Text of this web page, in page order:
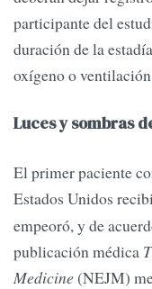
participante del
duración de la
oxígeno o
Luces y sombras
El primer paciente
Estados Unidos
empeoró, y de
publicación médica
Medicine(NEJM)